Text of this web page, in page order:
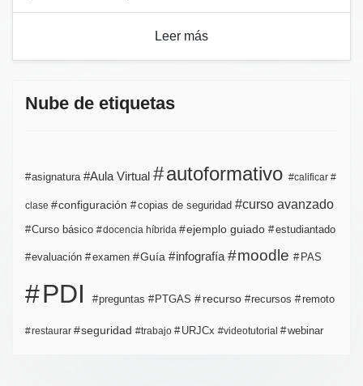
Leer más
Nube de etiquetas
asignatura Aula Virtual autoformativo calificar
clase configuración copias de seguridad curso avanzado
Curso básico docencia híbrida ejemplo guiado estudiantado
evaluación examen Guía infografía moodle PAS
PDI preguntas PTGAS recurso recursos remoto
restaurar seguridad trabajo URJCx videotutorial webinar